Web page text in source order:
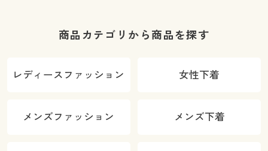
商品カテゴリから商品を探す
レディースファッション 女性下着
メンズファッション メンズ下着